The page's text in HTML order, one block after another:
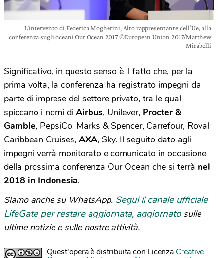
L’intervento di Federica Mogherini, Alto rappresentante dell’Ue, alla
conferenza sugli oceani Our Ocean 2017 ©European Union 2017/Matthew
Mirabelli
Significativo, in questo senso è il fatto che, per la
prima volta, la conferenza ha registrato impegni da
parte di imprese del settore privato, tra le quali
spiccano i nomi di Airbus, Unilever, Procter &
Gamble, PepsiCo, Marks & Spencer, Carrefour, Royal
Caribbean Cruises, AXA, Sky. Il seguito dato agli
impegni verrà monitorato e comunicato in occasione
della prossima conferenza Our Ocean che si terrà nel
2018 in Indonesia.
Siamo anche su WhatsApp. Segui il canale ufficiale
LifeGate per restare aggiornata, aggiornato sulle
ultime notizie e sulle nostre attività.
Quest'opera è distribuita con Licenza Creative